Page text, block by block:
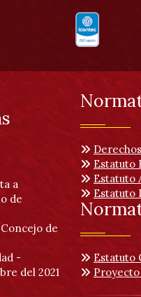
a
de
de
-
del 2021
Estatuto
Estatuto
Estatuto
Estatuto